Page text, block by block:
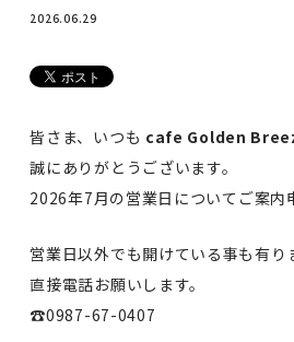
2026.06.29
皆さま、いつも cafe Golden
誠にありがとうございます。
2026年7月の営業日についてご案内
営業日以外でも開けている事も有り
直接電話お願いします。
☎️0987-67-0407